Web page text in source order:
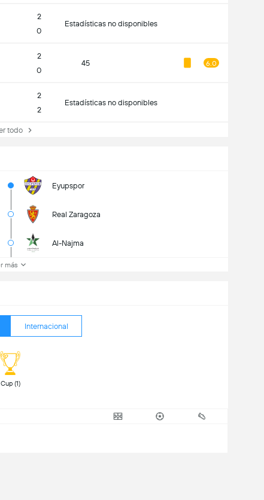
2
0
Estadísticas no disponibles
2
0
45 6.0
2
2
Estadísticas no disponibles
todo
Eyupspor
Real Zaragoza
Al-Najma
más
Internacional
Cup (1)